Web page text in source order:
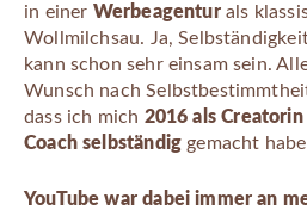
in einer Werbeagenturals
Wollmilchsau. Ja,
kann schon sehr einsam sein.
Wunsch nach
dass ich mich 2016 als
Coach selbständig gemacht
YouTube war dabei immer an